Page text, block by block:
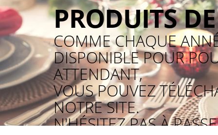
PRODUITS
COMME CHAQUE
DISPONIBLE POUR
ATTENDANT,
VOUS POUVEZ
NOTRE SITE.
N'HÉSITEZ PAS À